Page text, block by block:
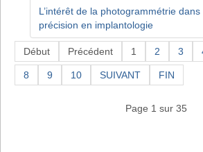
L’intérêt de la photogrammétrie dans
précision en implantologie
Début Précédent 1 2 3
8 9 10 SUIVANT FIN
Page 1 sur 35